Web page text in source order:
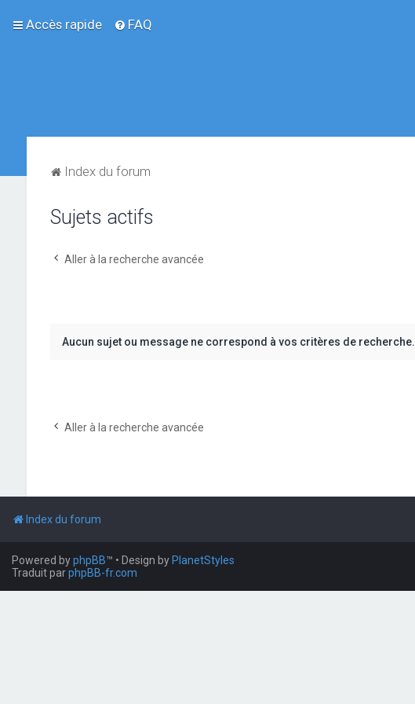
Accès rapide FAQ
Index du forum
Sujets actifs
Aller à la recherche avancée
Aucun sujet ou message ne correspond à vos critères de recherche.
Aller à la recherche avancée
Index du forum
Powered byphpBB™ • Design by PlanetStyles
Traduit parphpBB-fr.com